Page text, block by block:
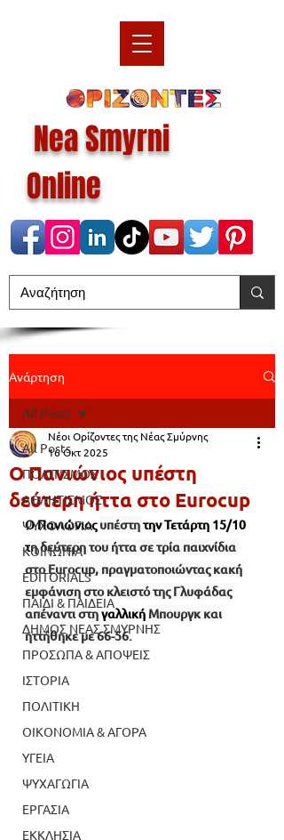
Nea Smyrni
Online
Ανάρτηση
All Posts
ΠΟΛΙΤΙΣΜΟΣ
ΑΘΛΗΤΙΣΜΟΣ
ΨΥΧΟΛΟΓΙΑ
ΚΟΙΝΩΝΙΑ
EDITORIALS
ΠΑΙΔΙ & ΠΑΙΔΕΙΑ
ΔΗΜΟΣ ΝΕΑΣ ΣΜΥΡΝΗΣ
ΠΡΟΣΩΠΑ & ΑΠΟΨΕΙΣ
ΙΣΤΟΡΙΑ
ΠΟΛΙΤΙΚΗ
ΟΙΚΟΝΟΜΙΑ & ΑΓΟΡΑ
ΥΓΕΙΑ
ΨΥΧΑΓΩΓΙΑ
ΕΡΓΑΣΙΑ
ΕΚΚΛΗΣΙΑ
All Posts
Ο Πανιώνιος υπέστη
δεύτερη ήττα στο Eurocup
Νέοι Ορίζοντες της Νέας Σμύρνης
16 Οκτ 2025
Ο Πανιώνιος υπέστη την Τετάρτη 15/10
τη δεύτερη του ήττα σε τρία παιχνίδια
στο Eurocup, πραγματοποιώντας κακή
εμφάνιση στο κλειστό της Γλυφάδας
απέναντι στη γαλλική Μπουργκ και
ηττήθηκε με 66-56.